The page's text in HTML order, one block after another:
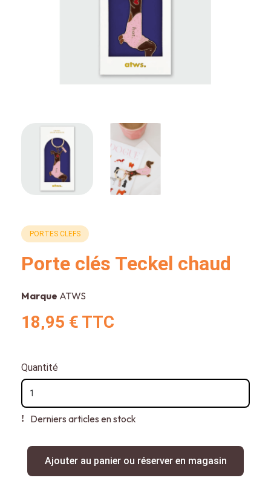
PORTES CLEFS
Porte clés Teckel chaud
Marque ATWS
18,95 € TTC
Quantité
Derniers articles en stock
Ajouter au panier ou réserver en magasin